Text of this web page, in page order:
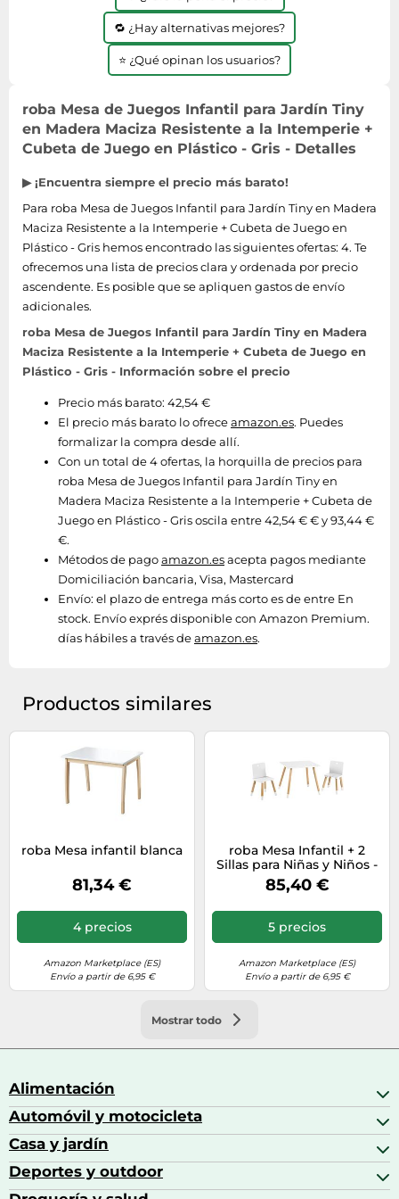
🔁 ¿Hay alternativas mejores?
⭐ ¿Qué opinan los usuarios?
roba Mesa de Juegos Infantil para Jardín Tiny
en Madera Maciza Resistente a la Intemperie +
Cubeta de Juego en Plástico - Gris - Detalles
▶ ¡Encuentra siempre el precio más barato!
Para roba Mesa de Juegos Infantil para Jardín Tiny en Madera
Maciza Resistente a la Intemperie + Cubeta de Juego en
Plástico - Gris hemos encontrado las siguientes ofertas: 4. Te
ofrecemos una lista de precios clara y ordenada por precio
ascendente. Es posible que se apliquen gastos de envío
adicionales.
roba Mesa de Juegos Infantil para Jardín Tiny en Madera
Maciza Resistente a la Intemperie + Cubeta de Juego en
Plástico - Gris - Información sobre el precio
Precio más barato: 42,54 €
El precio más barato lo ofreceamazon.es. Puedes
formalizar la compra desde allí.
Con un total de 4 ofertas, la horquilla de precios para
roba Mesa de Juegos Infantil para Jardín Tiny en
Madera Maciza Resistente a la Intemperie + Cubeta de
Juego en Plástico - Gris oscila entre 42,54 € € y 93,44 €
€.
Métodos de pagoamazon.esacepta pagos mediante
Domiciliación bancaria, Visa, Mastercard
Envío: el plazo de entrega más corto es de entre En
stock. Envío exprés disponible con Amazon Premium.
días hábiles a través deamazon.es.
Productos similares
roba Mesa infantil blanca
81,34 €
4 precios
Amazon Marketplace (ES)
Envío a partir de 6,95 €
roba Mesa Infantil + 2
Sillas para Niñas y Niños -
Patas de Madera Maciza -
Juego de Muebles de
Asiento - A Partir de 2
Años - Estilo Escandinavo
- Natural / Blanco
85,40 €
5 precios
Amazon Marketplace (ES)
Envío a partir de 6,95 €
Mostrar todo
Alimentación
Bebidas
Bebidas espirituosas
Brandy
Café
Automóvil y motocicleta
Accesorios para coche
Aceite de motor y manutención
Aceites motor
Casa y jardín
Accesorios de hogar y cocina
Aires acondicionados
Deportes y outdoor